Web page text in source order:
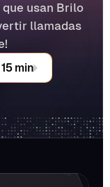
que usan Brilo
llamadas
min